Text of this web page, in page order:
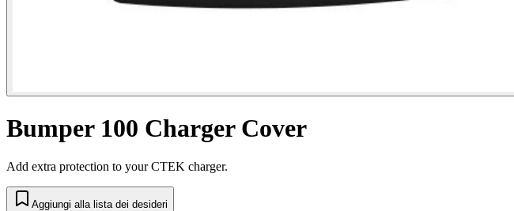
Bumper 100 Charger Cover
Add extra protection to your CTEK charger.
Aggiungi alla lista dei desideri